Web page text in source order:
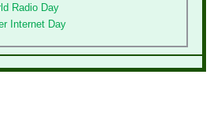
Radio Day
Internet Day